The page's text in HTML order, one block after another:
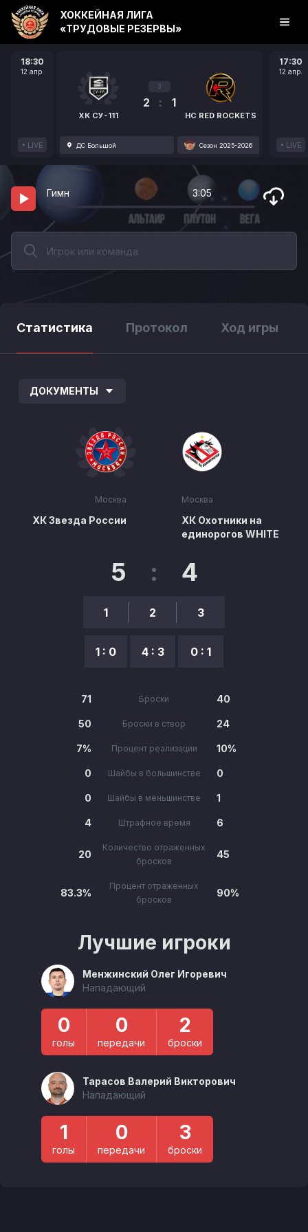
18:30
12 апр.
LIVE
ХК СУ-111
3
2 : 1
HC RED ROCKETS
ДС Большой Сезон 2025-2026
17:30
12 апр.
LIVE
ХОККЕЙНАЯ ЛИГА
«ТРУДОВЫЕ РЕЗЕРВЫ»
Гимн 3:05
Статистика Протокол Ход игры
ДОКУМЕНТЫ
Москва
ХК Звезда России
5 : 4
1
1 : 0
2
4 : 3
3
0 : 1
Москва
ХК Охотники на
единорогов WHITE
71 Броски 40
50 Броски в створ 24
7% Процент реализации 10%
0 Шайбы в большинстве 0
0 Шайбы в меньшинстве 1
4 Штрафное время 6
20
Количество отраженных
бросков
45
83.3%
Процент отраженных
бросков
90%
Лучшие игроки
Менжинский Олег Игоревич
Нападающий
0
голы
0
передачи
2
броски
Тарасов Валерий Викторович
Нападающий
1
голы
0
передачи
3
броски